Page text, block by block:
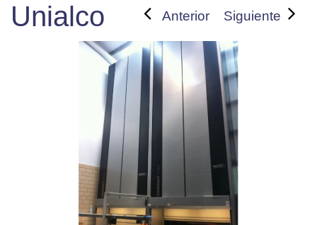
Anterior Siguiente
Unialco